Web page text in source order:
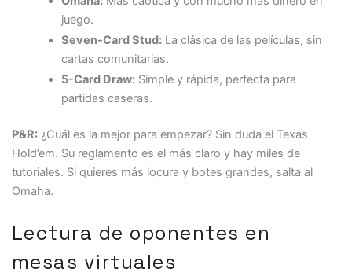
juego.
Seven-Card Stud: La clásica de las películas, sin
cartas comunitarias.
5-Card Draw: Simple y rápida, perfecta para
partidas caseras.
P&R:¿Cuál es la mejor para empezar? Sin duda el Texas
Hold’em. Su reglamento es el más claro y hay miles de
tutoriales. Si quieres más locura y botes grandes, salta al
Omaha.
Lectura de oponentes en
mesas virtuales